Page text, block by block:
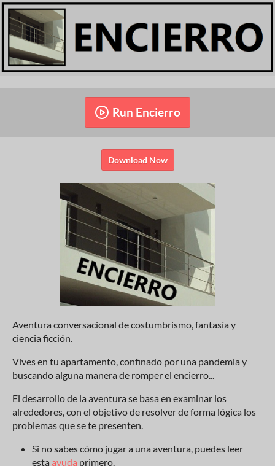
Run Encierro
Download Now
Aventura conversacional de costumbrismo, fantasía y
ciencia ficción.
Vives en tu apartamento, confinado por una pandemia y
buscando alguna manera de romper el encierro...
El desarrollo de la aventura se basa en examinar los
alrededores, con el objetivo de resolver de forma lógica los
problemas que se te presenten.
Si no sabes cómo jugar a una aventura, puedes leer
esta ayuda primero.